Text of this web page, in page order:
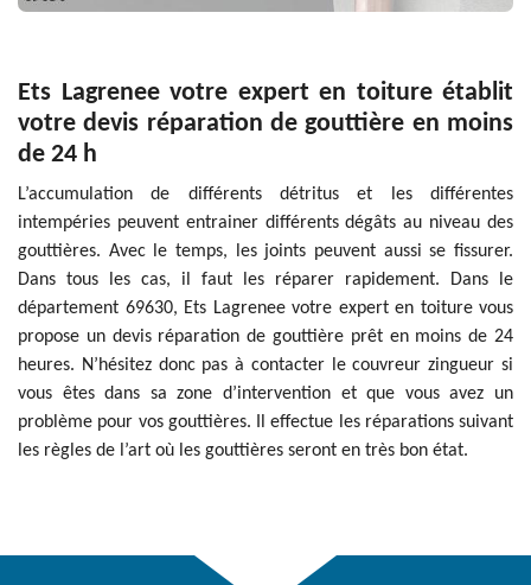
Ets Lagrenee votre expert en toiture établit
votre devis réparation de gouttière en moins
de 24 h
L’accumulation de différents détritus et les différentes
intempéries peuvent entrainer différents dégâts au niveau des
gouttières. Avec le temps, les joints peuvent aussi se fissurer.
Dans tous les cas, il faut les réparer rapidement. Dans le
département 69630, Ets Lagrenee votre expert en toiture vous
propose un devis réparation de gouttière prêt en moins de 24
heures. N’hésitez donc pas à contacter le couvreur zingueur si
vous êtes dans sa zone d’intervention et que vous avez un
problème pour vos gouttières. Il effectue les réparations suivant
les règles de l’art où les gouttières seront en très bon état.